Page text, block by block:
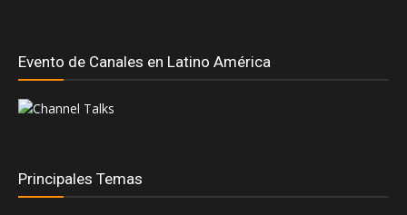
Evento de Canales en Latino América
Principales Temas